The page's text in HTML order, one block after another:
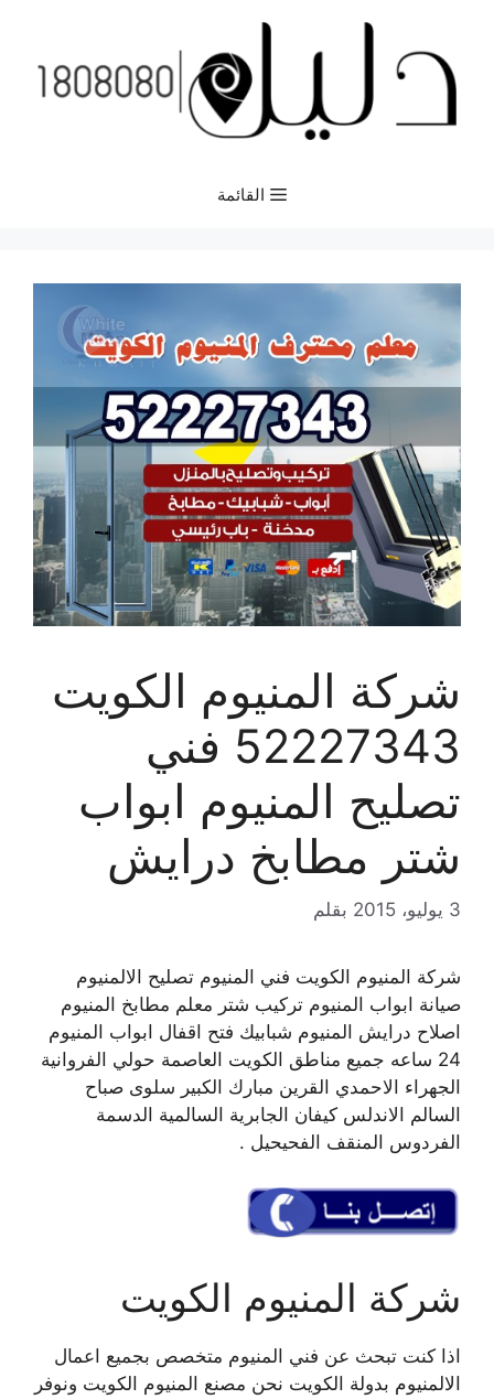
المحتوى
القائمة
شركة المنيوم الكويت
52227343 فني
تصليح المنيوم ابواب
شتر مطابخ درايش
3 يوليو، 2015 بقلم
شركة المنيوم الكويت فني المنيوم تصليح الالمنيوم
صيانة ابواب المنيوم تركيب شتر معلم مطابخ المنيوم
اصلاح درايش المنيوم شبابيك فتح اقفال ابواب المنيوم
24 ساعه جميع مناطق الكويت العاصمة حولي الفروانية
الجهراء الاحمدي القرين مبارك الكبير سلوى صباح
السالم الاندلس كيفان الجابرية السالمية الدسمة
الفردوس المنقف الفحيحيل .
شركة المنيوم الكويت
اذا كنت تبحث عن فني المنيوم متخصص بجميع اعمال
الالمنيوم بدولة الكويت نحن مصنع المنيوم الكويت ونوفر